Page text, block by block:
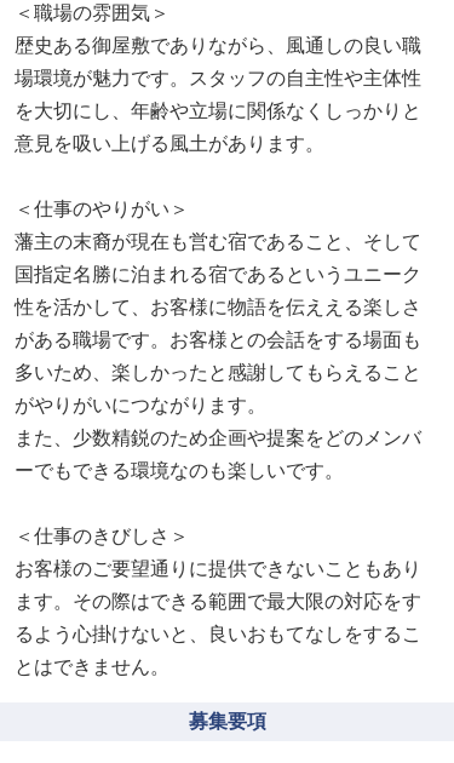
＜職場の雰囲気＞
歴史ある御屋敷でありながら、風通しの良い職
場環境が魅力です。スタッフの自主性や主体性
を大切にし、年齢や立場に関係なくしっかりと
意見を吸い上げる風土があります。
＜仕事のやりがい＞
藩主の末裔が現在も営む宿であること、そして
国指定名勝に泊まれる宿であるというユニーク
性を活かして、お客様に物語を伝ええる楽しさ
がある職場です。お客様との会話をする場面も
多いため、楽しかったと感謝してもらえること
がやりがいにつながります。
また、少数精鋭のため企画や提案をどのメンバ
ーでもできる環境なのも楽しいです。
＜仕事のきびしさ＞
お客様のご要望通りに提供できないこともあり
ます。その際はできる範囲で最大限の対応をす
るよう心掛けないと、良いおもてなしをするこ
とはできません。
募集要項